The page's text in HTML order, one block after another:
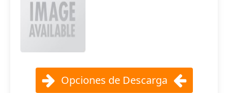
Opciones de Descarga